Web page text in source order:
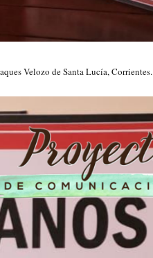
Velozo de Santa Lucía, Corrientes.